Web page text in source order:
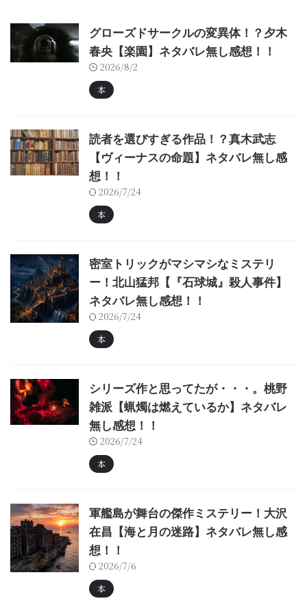
グローズドサークルの変異体！？夕木
春央【楽園】ネタバレ無し感想！！
2026/8/2
本
読者を選びすぎる作品！？真木武志
【ヴィーナスの命題】ネタバレ無し感
想！！
2026/7/24
本
密室トリックがマシマシなミステリ
ー！北山猛邦【『石球城』殺人事件】
ネタバレ無し感想！！
2026/7/24
本
シリーズ作と思ってたが・・・。桃野
雑派【蝋燭は燃えているか】ネタバレ
無し感想！！
2026/7/24
本
軍艦島が舞台の傑作ミステリー！大沢
在昌【海と月の迷路】ネタバレ無し感
想！！
2026/7/6
本